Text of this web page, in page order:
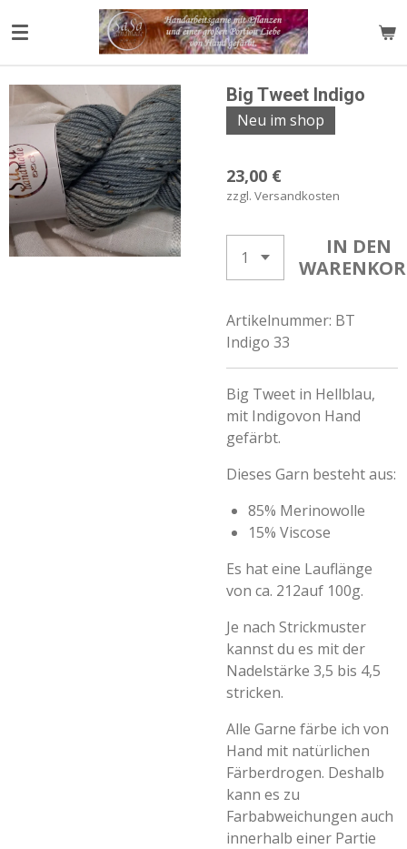
Hauptinhalt
Big Tweet Indigo
Neu im shop
23,00 €
zzgl. Versandkosten
IN DEN
Artikelnummer: BT
Indigo 33
Big Tweet in Hellblau,
mit Indigovon Hand
gefärbt.
Dieses Garn besteht aus:
85% Merinowolle
15% Viscose
Es hat eine Lauflänge
von ca. 212auf 100g.
Je nach Strickmuster
kannst du es mit der
Nadelstärke 3,5 bis 4,5
stricken.
Alle Garne färbe ich von
Hand mit natürlichen
Färberdrogen. Deshalb
kann es zu
Farbabweichungen auch
innerhalb einer Partie